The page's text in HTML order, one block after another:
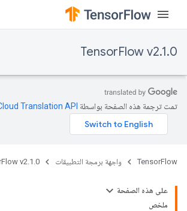
TensorFlow v2.1.0
تمت ترجمة هذه الصفحة بواسطة Translation API‏
TensorFlow واجهة برمجة التطبيقات v2.1.0
على هذه الصفحة
ملخص